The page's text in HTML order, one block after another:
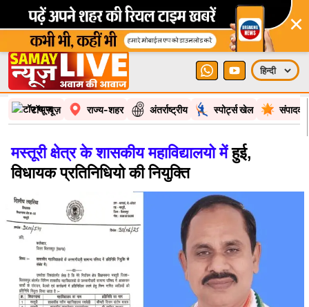
×
टॉप न्यूज़ राज्य-शहर अंतर्राष्ट्रीय स्पोर्ट्स खेल
मस्तूरी क्षेत्र के शासकीय महाविद्यालयो मेंहुई,
विधायक प्रतिनिधियो की नियुक्ति